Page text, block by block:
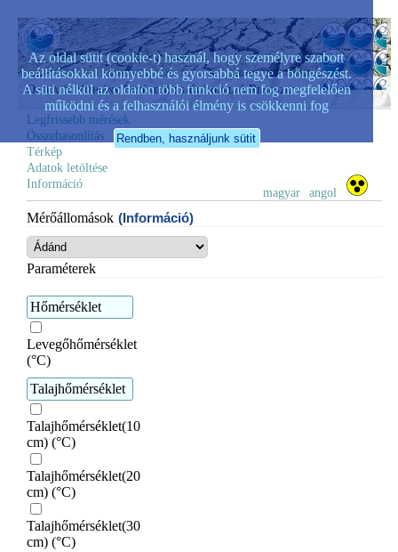
Operatív Vízhiány Értékelő és Előrejelző Rendszer
Legfrissebb mérések
Összehasonlítás
Térkép
Adatok letöltése
Információ
magyar angol
Mérőállomások (Információ)
Paraméterek
Hőmérséklet
Levegőhőmérséklet
(°C)
Talajhőmérséklet
Talajhőmérséklet(10
cm) (°C)
Talajhőmérséklet(20
cm) (°C)
Talajhőmérséklet(30
cm) (°C)
Az oldal sütit (cookie-t) használ, hogy személyre szabott
beállításokkal könnyebbé és gyorsabbá tegye a böngészést.
A süti nélkül az oldalon több funkció nem fog megfelelően
működni és a felhasználói élmény is csökkenni fog